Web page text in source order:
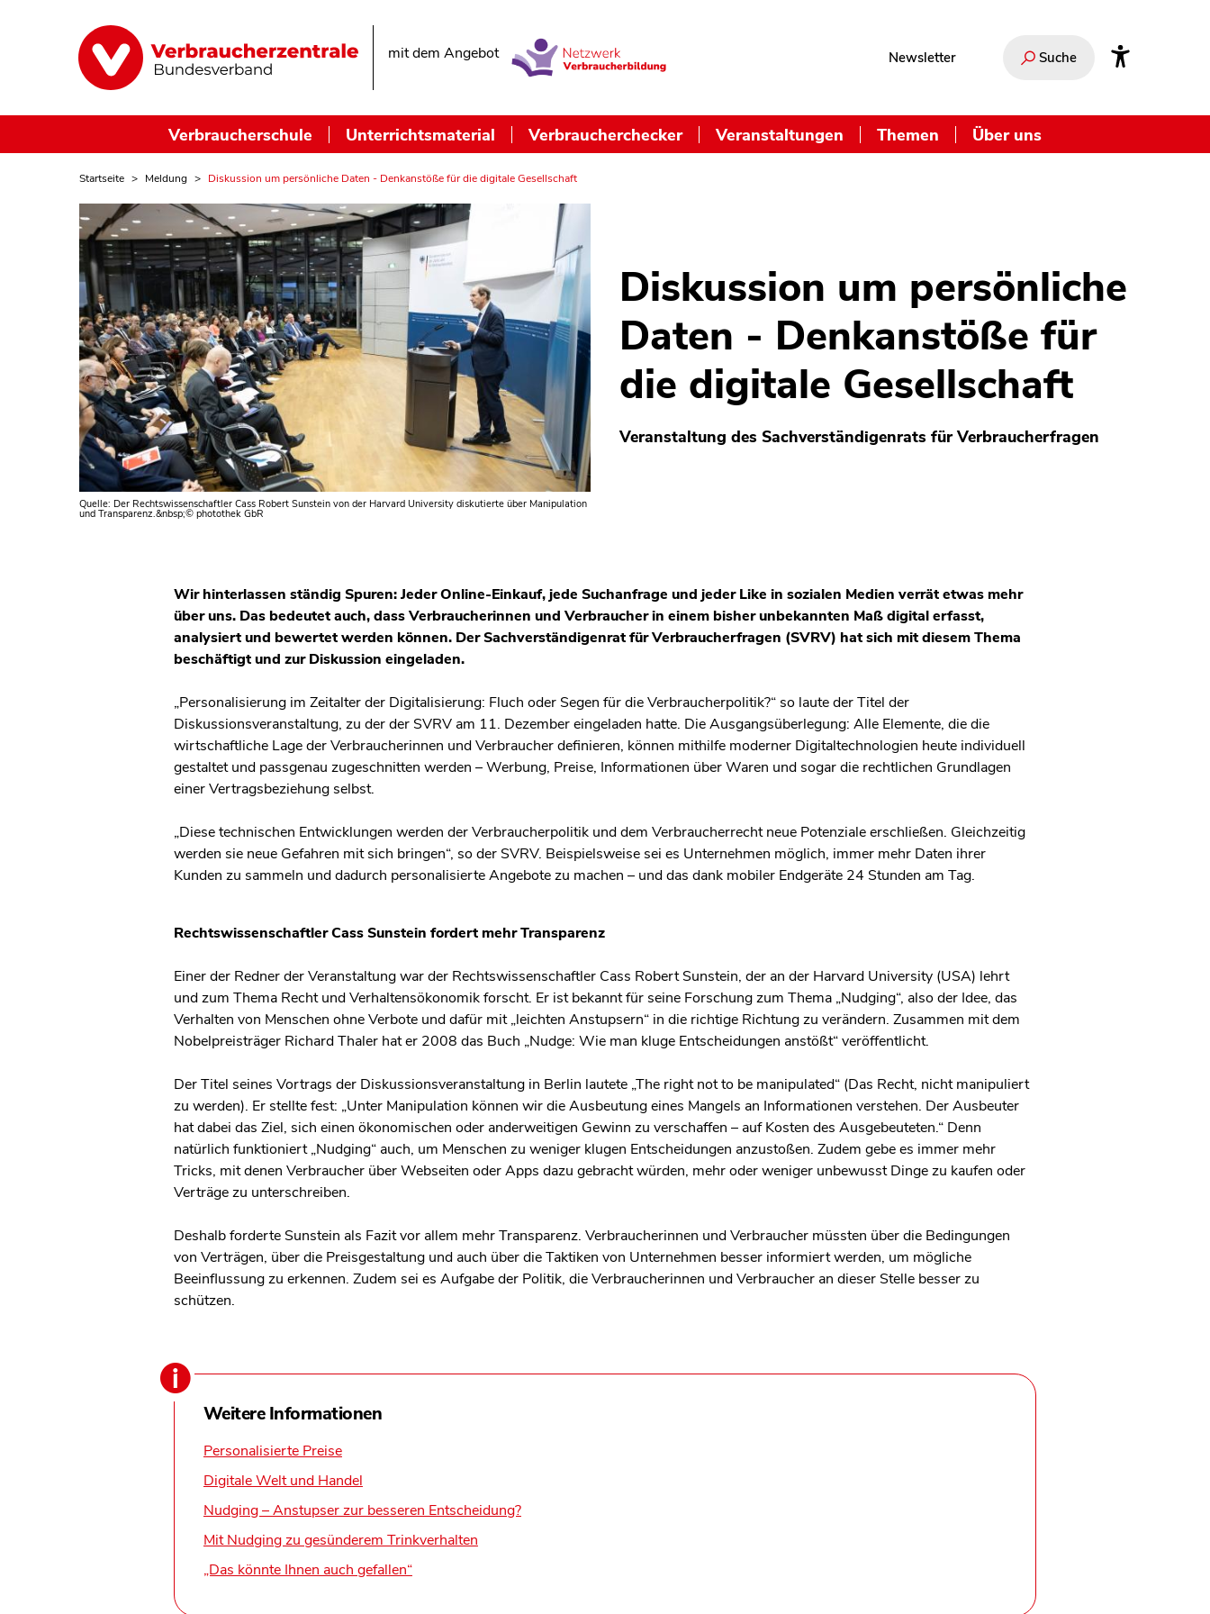
mit dem Angebot Newsletter Suche
Verbraucherschule Unterrichtsmaterial Verbraucherchecker Veranstaltungen Themen Über uns
Startseite Meldung Diskussion um persönliche Daten - Denkanstöße für die digitale Gesellschaft
Quelle: Der Rechtswissenschaftler Cass Robert Sunstein von der Harvard University diskutierte über Manipulation
und Transparenz.&nbsp;© photothek GbR
Diskussion um persönliche
Daten - Denkanstöße für
die digitale Gesellschaft
Veranstaltung des Sachverständigenrats für Verbraucherfragen
Wir hinterlassen ständig Spuren: Jeder Online-Einkauf, jede Suchanfrage und jeder Like in sozialen Medien verrät etwas mehr
über uns. Das bedeutet auch, dass Verbraucherinnen und Verbraucher in einem bisher unbekannten Maß digital erfasst,
analysiert und bewertet werden können. Der Sachverständigenrat für Verbraucherfragen (SVRV) hat sich mit diesem Thema
beschäftigt und zur Diskussion eingeladen.
„Personalisierung im Zeitalter der Digitalisierung: Fluch oder Segen für die Verbraucherpolitik?“ so laute der Titel der
Diskussionsveranstaltung, zu der der SVRV am 11. Dezember eingeladen hatte. Die Ausgangsüberlegung: Alle Elemente, die die
wirtschaftliche Lage der Verbraucherinnen und Verbraucher definieren, können mithilfe moderner Digitaltechnologien heute individuell
gestaltet und passgenau zugeschnitten werden – Werbung, Preise, Informationen über Waren und sogar die rechtlichen Grundlagen
einer Vertragsbeziehung selbst.
„Diese technischen Entwicklungen werden der Verbraucherpolitik und dem Verbraucherrecht neue Potenziale erschließen. Gleichzeitig
werden sie neue Gefahren mit sich bringen“, so der SVRV. Beispielsweise sei es Unternehmen möglich, immer mehr Daten ihrer
Kunden zu sammeln und dadurch personalisierte Angebote zu machen – und das dank mobiler Endgeräte 24 Stunden am Tag.
Rechtswissenschaftler Cass Sunstein fordert mehr Transparenz
Einer der Redner der Veranstaltung war der Rechtswissenschaftler Cass Robert Sunstein, der an der Harvard University (USA) lehrt
und zum Thema Recht und Verhaltensökonomik forscht. Er ist bekannt für seine Forschung zum Thema „Nudging“, also der Idee, das
Verhalten von Menschen ohne Verbote und dafür mit „leichten Anstupsern“ in die richtige Richtung zu verändern. Zusammen mit dem
Nobelpreisträger Richard Thaler hat er 2008 das Buch „Nudge: Wie man kluge Entscheidungen anstößt“ veröffentlicht.
Der Titel seines Vortrags der Diskussionsveranstaltung in Berlin lautete „The right not to be manipulated“ (Das Recht, nicht manipuliert
zu werden). Er stellte fest: „Unter Manipulation können wir die Ausbeutung eines Mangels an Informationen verstehen. Der Ausbeuter
hat dabei das Ziel, sich einen ökonomischen oder anderweitigen Gewinn zu verschaffen – auf Kosten des Ausgebeuteten.“ Denn
natürlich funktioniert „Nudging“ auch, um Menschen zu weniger klugen Entscheidungen anzustoßen. Zudem gebe es immer mehr
Tricks, mit denen Verbraucher über Webseiten oder Apps dazu gebracht würden, mehr oder weniger unbewusst Dinge zu kaufen oder
Verträge zu unterschreiben.
Deshalb forderte Sunstein als Fazit vor allem mehr Transparenz. Verbraucherinnen und Verbraucher müssten über die Bedingungen
von Verträgen, über die Preisgestaltung und auch über die Taktiken von Unternehmen besser informiert werden, um mögliche
Beeinflussung zu erkennen. Zudem sei es Aufgabe der Politik, die Verbraucherinnen und Verbraucher an dieser Stelle besser zu
schützen.
Weitere Informationen
Personalisierte Preise
Digitale Welt und Handel
Nudging – Anstupser zur besseren Entscheidung?
Mit Nudging zu gesünderem Trinkverhalten
„Das könnte Ihnen auch gefallen“